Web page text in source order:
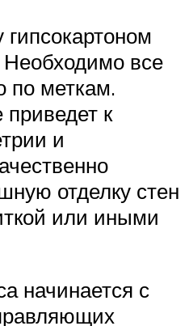
все
по меткам.
к
и
отделку стен
или иными
начинается с